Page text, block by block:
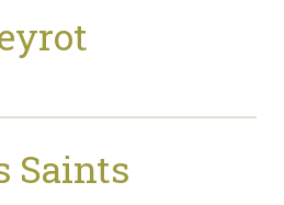
Saints